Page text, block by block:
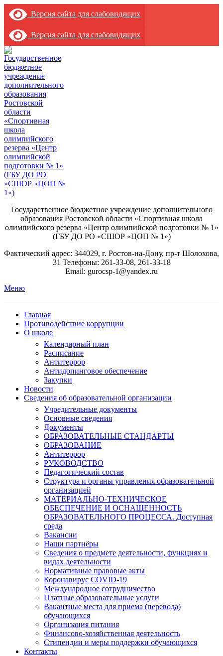
Версия сайта для слабовидящих
Версия сайта для слабовидящих
Государственное бюджетное учреждение дополнительного
образования Ростовской области «Спортивная школа
олимпийского резерва «Центр олимпийской подготовки № 1»
(ГБУ ДО РО «СШОР «ЦОП № 1»)
Фактический адрес: 344029, г. Ростов-на-Дону, пр-т Шолохова,
31 Телефоны: 261-33-08, 261-33-18
Email: gurocsp-1@yandex.ru
Меню
Главная
Противодействие коррупции
О школе
Календарный план
Расписание
Антитеррор
Антидопинговое обеспечение
Закупки
Новости
Сведения об образовательной организации
Учредительные документы
Основные сведения
Документы
ОБРАЗОВАТЕЛЬНЫЕ СТАНДАРТЫ
ОБРАЗОВАНИЕ
Антитеррор
РУКОВОДСТВО
Педагогический состав
Структура и органы управления образовательной
организацией
МАТЕРИАЛЬНО-ТЕХНИЧЕСКОЕ
ОБЕСПЕЧЕНИЕ И ОСНАЩЕННОСТЬ
ОБРАЗОВАТЕЛЬНОГО ПРОЦЕССА. Доступная
среда
Вакансии
Наши партнёры
Сведения о предмете деятельности, функциях и
видах деятельности
Нормативные правовые акты
Коронавирус COVID-19
Международное сотрудничество
Платные образовательные услуги
Вакантные места для приема (перевода)
обучающихся
Организация питания
Финансово-хозяйственная деятельность
Стипендии и меры поддержки обучающихся
Контакты